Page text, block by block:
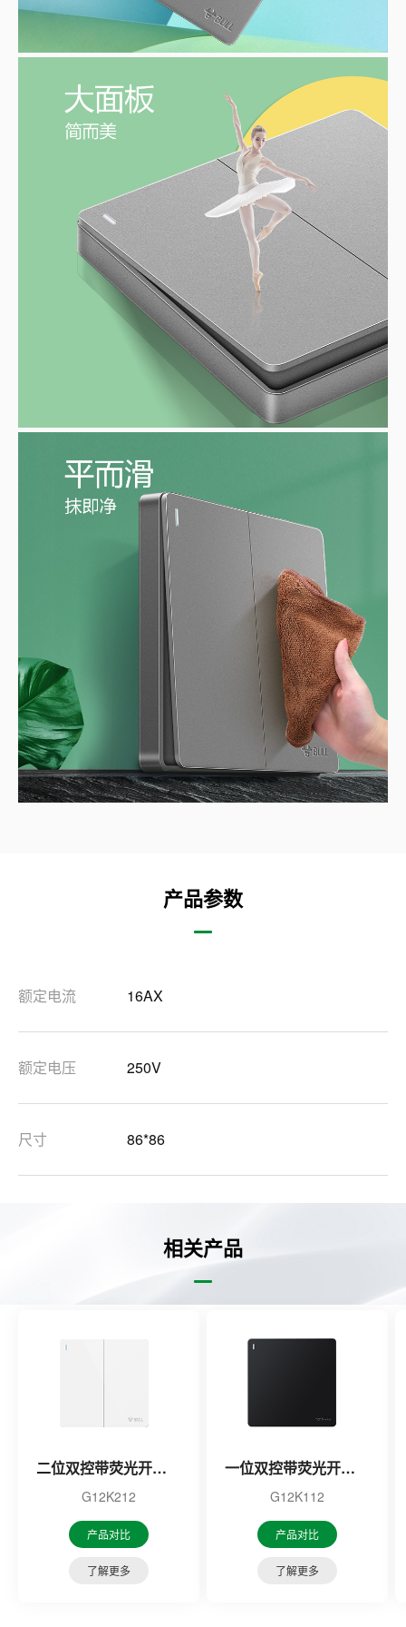
产品参数
额定电流 16AX
额定电压 250V
尺寸 86*86
相关产品
二位双控带荧光开关（白色）
G12K212
产品对比
了解更多
一位双控带荧光开关（黑色）
G12K112
产品对比
了解更多